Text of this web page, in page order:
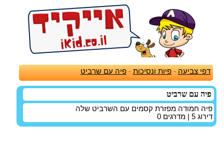
דפי צביעה -פיות ונסיכות -פיה עם שרביט
פיה עם שרביט
פיה חמודה מפזרת קסמים עם השרביט שלה
דירוג 5 | מדרגים 0